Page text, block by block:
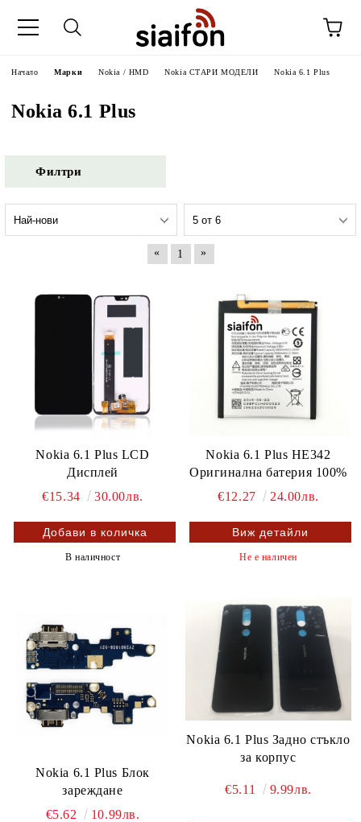
Начало Марки Nokia / HMD Nokia СТАРИ МОДЕЛИ Nokia 6.1 Plus
Nokia 6.1 Plus
Филтри
« 1 »
Nokia 6.1 Plus LCD
Дисплей
€15.34
30.00лв.
В наличност
Nokia 6.1 Plus HE342
Оригинална батерия 100%
€12.27
24.00лв.
Виж детайли
Не е наличен
Nokia 6.1 Plus Блок
зареждане
€5.62
10.99лв.
Nokia 6.1 Plus Задно стъкло
за корпус
€5.11 9.99лв.